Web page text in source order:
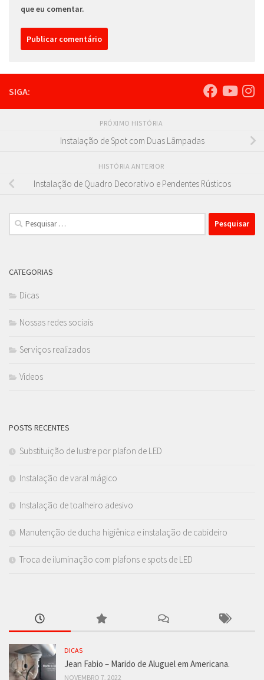
que eu comentar.
SIGA:
PRÓXIMO HISTÓRIA
Instalação de Spot com Duas Lâmpadas
HISTÓRIA ANTERIOR
Instalação de Quadro Decorativo e Pendentes Rústicos
Pesquisar
por:
CATEGORIAS
Dicas
Nossas redes sociais
Serviços realizados
Videos
POSTS RECENTES
Substituição de lustre por plafon de LED
Instalação de varal mágico
Instalação de toalheiro adesivo
Manutenção de ducha higiênica e instalação de cabideiro
Troca de iluminação com plafons e spots de LED
DICAS
Jean Fabio – Marido de Aluguel em Americana.
NOVEMBRO 7, 2022